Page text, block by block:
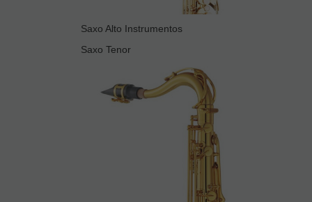
Saxo Alto Instrumentos
Saxo Tenor